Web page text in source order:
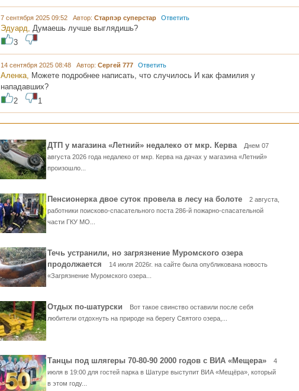
7 сентября 2025 09:52 Автор: Старпэр суперстар Ответить
Эдуард, Думаешь лучше выглядишь?
3
14 сентября 2025 08:48 Автор: Сергей 777 Ответить
Аленка, Можете подробнее написать, что случилось И как фамилия у
нападавших?
2
1
ДТП у магазина «Летний» недалеко от мкр. Керва
Днем 07
августа 2026 года недалеко от мкр. Керва на дачах у магазина «Летний»
произошло...
Пенсионерка двое суток провела в лесу на болоте
2 августа,
работники поисково-спасательного поста 286-й пожарно-спасательной
части ГКУ МО...
Течь устранили, но загрязнение Муромского озера
продолжается
14 июля 2026г. на сайте была опубликована новость
«Загрязнение Муромского озера...
Отдых по-шатурски
Вот такое свинство оставили после себя
любители отдохнуть на природе на берегу Святого озера,...
Танцы под шлягеры 70-80-90 2000 годов с ВИА «Мещера»
4
июля в 19:00 для гостей парка в Шатуре выступит ВИА «Мещёра», который
в этом году...